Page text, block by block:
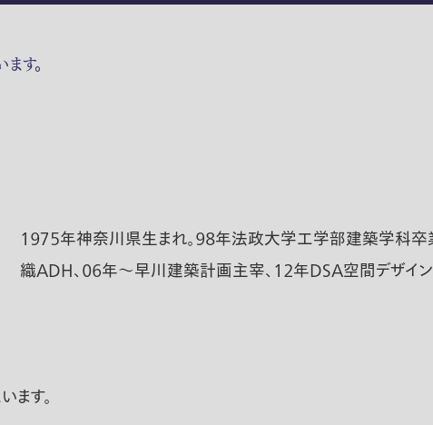
す。
１９７５年神奈川県生まれ。９８年法政大学工学部建築学科卒
織ADH、０６年～早川建築計画主宰、１２年DSA空間デザイン
す。